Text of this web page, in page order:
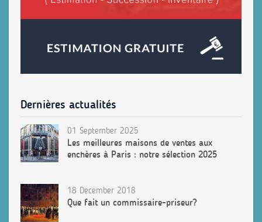
Dernières actualités
01 September 2025
Les meilleures maisons de ventes aux
enchères à Paris : notre sélection 2025
18 December 2018
Que fait un commissaire-priseur?